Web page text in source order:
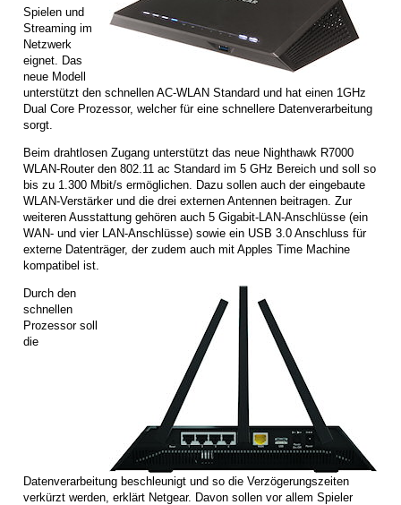
Spielen und
Streaming im
Netzwerk
eignet. Das
neue Modell
unterstützt den schnellen AC-WLAN Standard und hat einen 1GHz
Dual Core Prozessor, welcher für eine schnellere Datenverarbeitung
sorgt.
Beim drahtlosen Zugang unterstützt das neue Nighthawk R7000
WLAN-Router den 802.11 ac Standard im 5 GHz Bereich und soll so
bis zu 1.300 Mbit/s ermöglichen. Dazu sollen auch der eingebaute
WLAN-Verstärker und die drei externen Antennen beitragen. Zur
weiteren Ausstattung gehören auch 5 Gigabit-LAN-Anschlüsse (ein
WAN- und vier LAN-Anschlüsse) sowie ein USB 3.0 Anschluss für
externe Datenträger, der zudem auch mit Apples Time Machine
kompatibel ist.
Durch den
schnellen
Prozessor soll
die
Datenverarbeitung beschleunigt und so die Verzögerungszeiten
verkürzt werden, erklärt Netgear. Davon sollen vor allem Spieler